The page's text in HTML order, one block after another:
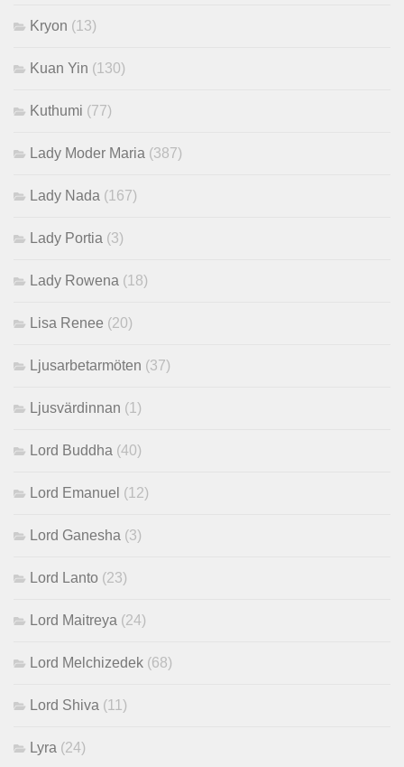
Kryon (13)
Kuan Yin (130)
Kuthumi (77)
Lady Moder Maria (387)
Lady Nada (167)
Lady Portia (3)
Lady Rowena (18)
Lisa Renee (20)
Ljusarbetarmöten (37)
Ljusvärdinnan (1)
Lord Buddha (40)
Lord Emanuel (12)
Lord Ganesha (3)
Lord Lanto (23)
Lord Maitreya (24)
Lord Melchizedek (68)
Lord Shiva (11)
Lyra (24)